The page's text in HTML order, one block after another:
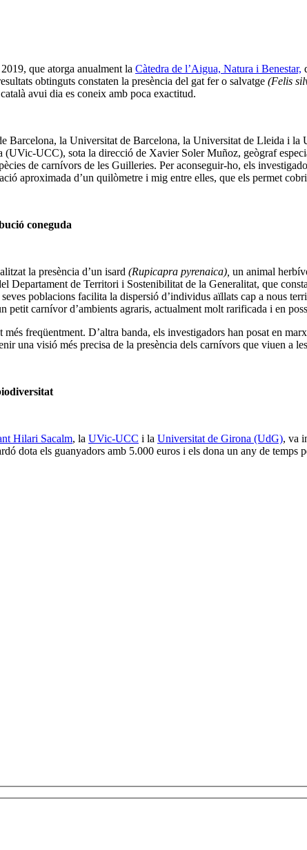
que atorga anualment la Càtedra de l’Aigua, Natura i Benestar,
obtinguts constaten la presència del gat fer o salvatge (Felis
avui dia es coneix amb poca exactitud.
la Universitat de Barcelona, la Universitat de Lleida i la
UCC), sota la direcció de Xavier Soler Muñoz, geògraf
de carnívors de les Guilleries. Per aconseguir-ho, els
aproximada d’un quilòmetre i mig entre elles, que els permet
coneguda
la presència d’un isard (Rupicapra pyrenaica), un animal
de Territori i Sostenibilitat de la Generalitat, que
poblacions facilita la dispersió d’individus aïllats cap a nous
petit carnívor d’ambients agraris, actualment molt rarificada i en
freqüentment. D’altra banda, els investigadors han posat en
una visió més precisa de la presència dels carnívors que viuen a
Hilari Sacalm, la UVic-UCC i la Universitat de Girona (UdG), va
dota els guanyadors amb 5.000 euros i els dona un any de temps